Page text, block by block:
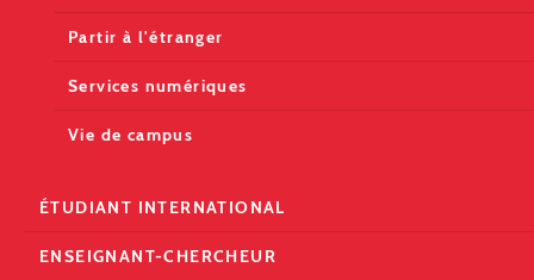
Partir à l'étranger
Services numériques
Vie de campus
ÉTUDIANT INTERNATIONAL
ENSEIGNANT-CHERCHEUR